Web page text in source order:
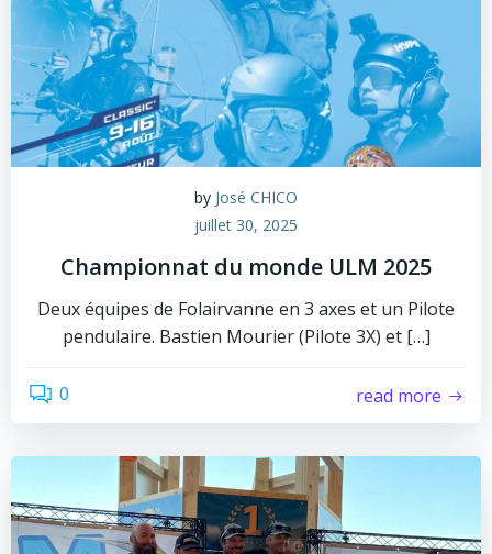
by José CHICO
juillet 30, 2025
Championnat du monde ULM 2025
Deux équipes de Folairvanne en 3 axes et un Pilote
pendulaire. Bastien Mourier (Pilote 3X) et […]
0 read more